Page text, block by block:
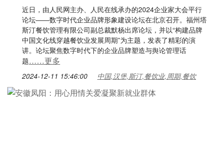
近日，由人民网主办、人民在线承办的2024企业家大会平行
论坛——数字时代企业品牌形象建设论坛在北京召开。福州塔
斯汀餐饮管理有限公司副总裁默杨出席论坛，并以“构建品牌
中国文化线穿越餐饮业发展周期”为主题，发表了精彩的演
讲。论坛聚焦数字时代下的企业品牌塑造与舆论管理话
题……更多
2024-12-11 15:46:00 中国,汉堡,斯汀,餐饮业,周期,餐饮